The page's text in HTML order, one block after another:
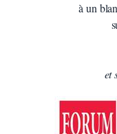
à un
et